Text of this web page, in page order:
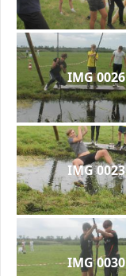
IMG 0026
IMG 0023
IMG 0030